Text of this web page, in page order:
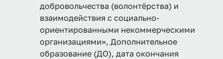
добровольчества (волонтёрства) и
взаимодействия с социально-
ориентированными некоммерческими
организациями», Дополнительное
образование (ДО), дата окончания